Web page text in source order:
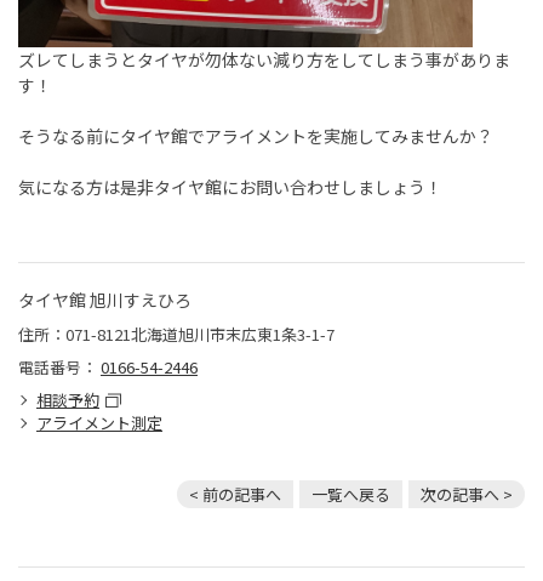
ズレてしまうとタイヤが勿体ない減り方をしてしまう事がありま
す！
そうなる前にタイヤ館でアライメントを実施してみませんか？
気になる方は是非タイヤ館にお問い合わせしましょう！
タイヤ館 旭川すえひろ
住所：071-8121北海道旭川市末広東1条3-1-7
電話番号： 0166-54-2446
相談予約
アライメント測定
< 前の記事へ 一覧へ戻る 次の記事へ >